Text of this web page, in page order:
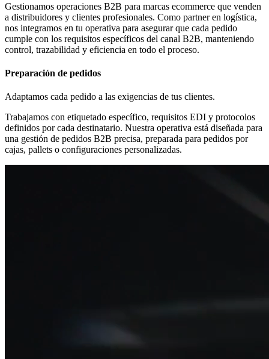
Gestionamos operaciones B2B para marcas ecommerce que venden
a distribuidores y clientes profesionales. Como partner en logística,
nos integramos en tu operativa para asegurar que cada pedido
cumple con los requisitos específicos del canal B2B, manteniendo
control, trazabilidad y eficiencia en todo el proceso.
Preparación de pedidos
Adaptamos cada pedido a las exigencias de tus clientes.
Trabajamos con etiquetado específico, requisitos EDI y protocolos
definidos por cada destinatario. Nuestra operativa está diseñada para
una gestión de pedidos B2B precisa, preparada para pedidos por
cajas, pallets o configuraciones personalizadas.